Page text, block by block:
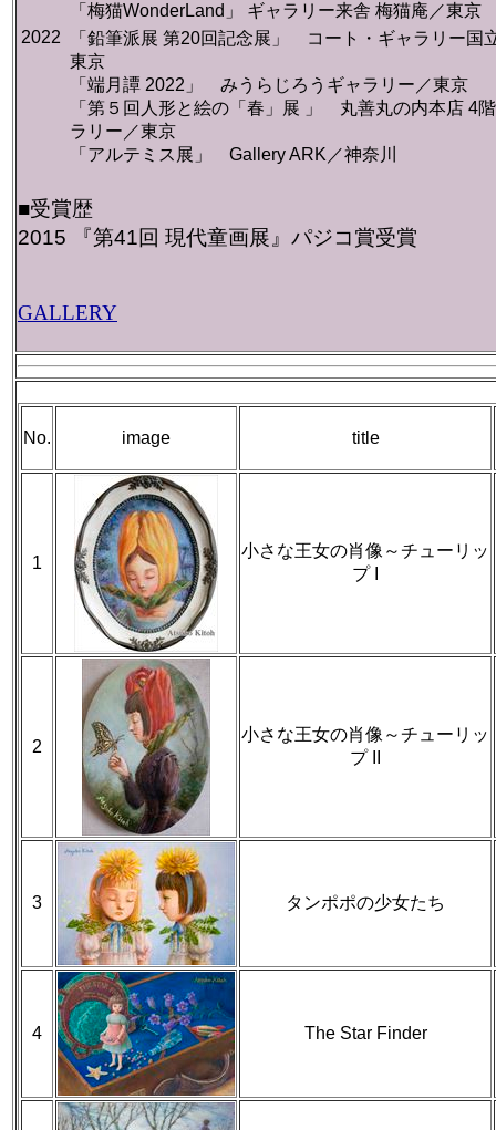
「梅猫WonderLand」 ギャラリー来舎 梅猫庵／東京
2022
「鉛筆派展 第20回記念展」 コート・ギャラリー国
東京
「端月譚 2022」 みうらじろうギャラリー／東京
「第５回人形と絵の「春」展 」 丸善丸の内本店 4
ラリー／東京
「アルテミス展」 Gallery ARK／神奈川
■受賞歴
2015 『第41回 現代童画展』パジコ賞受賞
GALLERY
No. image title
1
小さな王女の肖像～チューリッ
プ I
2
小さな王女の肖像～チューリッ
プ II
3 タンポポの少女たち
4 The Star Finder